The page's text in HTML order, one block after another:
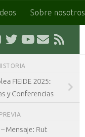
Sobre nosotros
FIEIDE 2025:
y Conferencias
Mensaje: Rut